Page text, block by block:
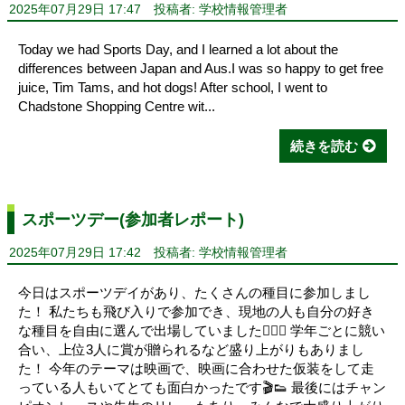
2025年07月29日 17:47 投稿者: 学校情報管理者
Today we had Sports Day, and I learned a lot about the
differences between Japan and Aus.I was so happy to get free
juice, Tim Tams, and hot dogs! After school, I went to
Chadstone Shopping Centre wit...
続きを読む
スポーツデー(参加者レポート)
2025年07月29日 17:42 投稿者: 学校情報管理者
今日はスポーツデイがあり、たくさんの種目に参加しまし
た！ 私たちも飛び入りで参加でき、現地の人も自分の好き
な種目を自由に選んで出場していました🏃‍♀️✨ 学年ごとに競い
合い、上位3人に賞が贈られるなど盛り上がりもありまし
た！ 今年のテーマは映画で、映画に合わせた仮装をして走
っている人もいてとても面白かったです🎬👟 最後にはチャン